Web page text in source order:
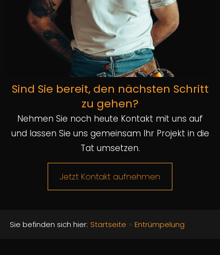
Sind Sie bereit, den nächsten Schritt
zu gehen?
Nehmen Sie noch heute Kontakt mit uns auf
und lassen Sie uns gemeinsam Ihr Projekt in die
Tat umsetzen.
Jetzt Kontakt aufnehmen
Sie befinden sich hier: Startseite » Entrümpelung